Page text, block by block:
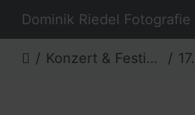
Dominik Riedel Fotografie
Konzert & Festival